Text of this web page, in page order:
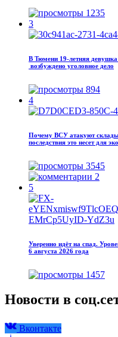
1235
3
В Тюмени 19‑летняя
возбуждено уголовное дело
894
4
Почему ВСУ атакуют склады
последствия это несет для
3545
2
5
Уверенно идёт на спад.
6 августа 2026 года
1457
Новости в
Вконтакте